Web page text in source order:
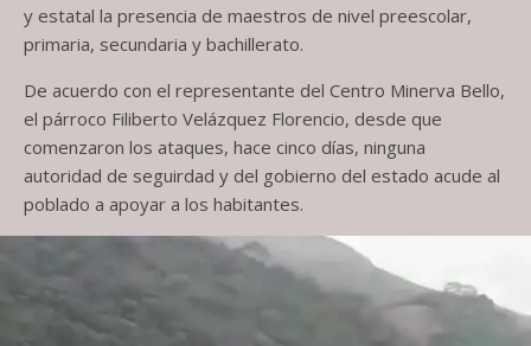
y estatal la presencia de maestros de nivel preescolar,
primaria, secundaria y bachillerato.
De acuerdo con el representante del Centro Minerva Bello,
el párroco Filiberto Velázquez Florencio, desde que
comenzaron los ataques, hace cinco días, ninguna
autoridad de seguirdad y del gobierno del estado acude al
poblado a apoyar a los habitantes.